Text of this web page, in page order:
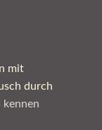
mit
durch
kennen